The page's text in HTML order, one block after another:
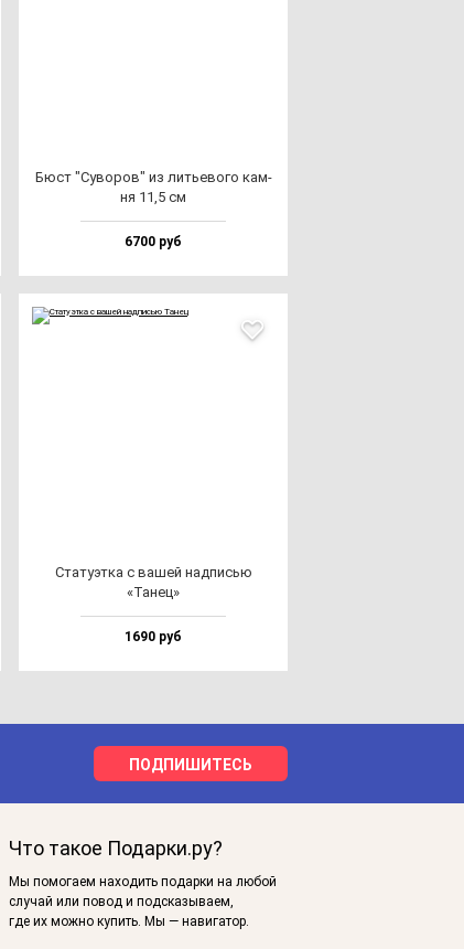
Бюст "Суво­ров" из лить­ево­го кам­
ня 11,5 см
6700 руб
Ста­ту­эт­ка с ва­шей над­писью
«Танец»
1690 руб
ПОДПИШИТЕСЬ
Что такое Подарки.ру?
Мы помогаем находить подарки на любой
случай или повод и подсказываем,
где их можно купить. Мы — навигатор.